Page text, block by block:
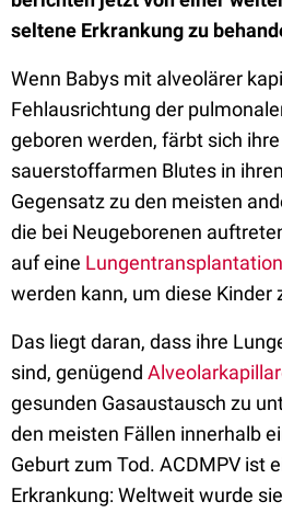
seltene Erkrankung zu
Wenn Babys mit alveolärer
Fehlausrichtung der
geboren werden, färbt sich
sauerstoffarmen Blutes in
Gegensatz zu den meisten
die bei Neugeborenen
auf eine Lungentransplantation
werden kann, um diese Kinder
Das liegt daran, dass ihre
sind, genügend
gesunden Gasaustausch zu
den meisten Fällen innerhalb
Geburt zum Tod. ACDMPV ist
Erkrankung: Weltweit wurde